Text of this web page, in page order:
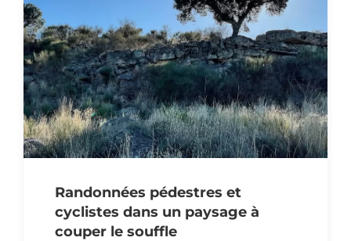
Randonnées pédestres et
cyclistes dans un paysage à
couper le souffle